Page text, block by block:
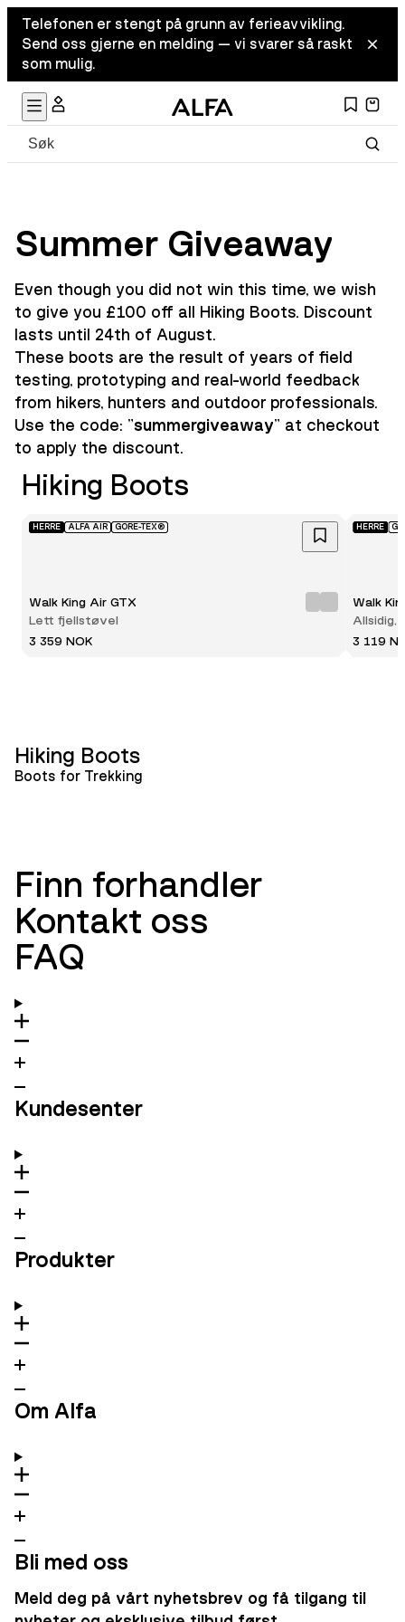
Telefonen er stengt på grunn av ferieavvikling.
Send oss gjerne en melding — vi svarer så raskt
som mulig.
Summer Giveaway
Even though you did not win this time, we wish
to give you £100 off all Hiking Boots. Discount
lasts until 24th of August.
These boots are the result of years of field
testing, prototyping and real-world feedback
from hikers, hunters and outdoor professionals.
Use the code: "summergiveaway" at checkout
to apply the discount.
Hiking Boots
HERRE ALFA AIR GORE-TEX®
Walk King Air GTX
Lett fjellstøvel
3 359 NOK
HERRE
Walk
Allsidig,
3 119
Hiking Boots
Boots for Trekking
Finn forhandler
Kontakt oss
FAQ
Kundesenter
Produkter
Om Alfa
Bli med oss
Meld deg på vårt nyhetsbrev og få tilgang til